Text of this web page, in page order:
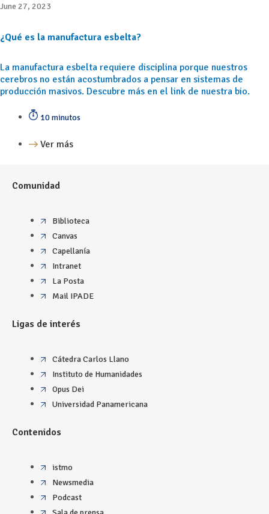
June 27, 2023
¿Qué es la manufactura esbelta?
La manufactura esbelta requiere disciplina porque nuestros
cerebros no están acostumbrados a pensar en sistemas de
producción masivos. Descubre más en el link de nuestra bio.
10 minutos
Ver más
Comunidad
Biblioteca
Canvas
Capellanía
Intranet
La Posta
Mail IPADE
Ligas de interés
Cátedra Carlos Llano
Instituto de Humanidades
Opus Dei
Universidad Panamericana
Contenidos
istmo
Newsmedia
Podcast